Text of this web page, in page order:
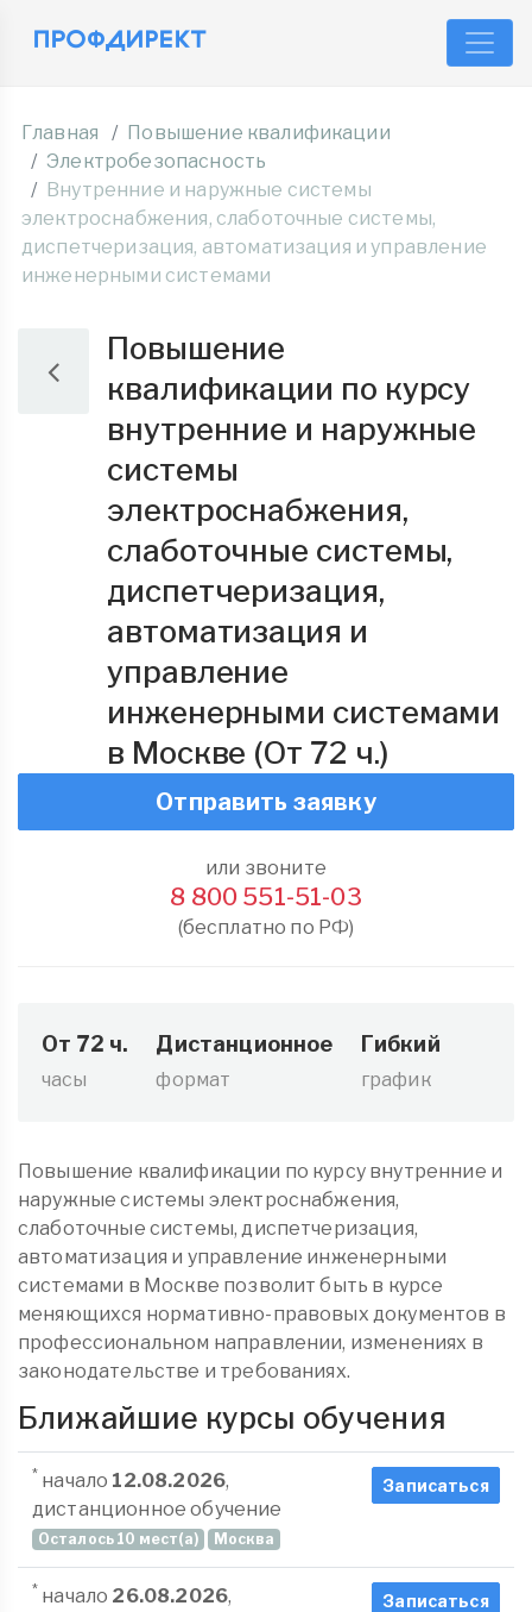
Главная
Повышение квалификации
Электробезопасность
Внутренние и наружные системы
электроснабжения, слаботочные системы,
диспетчеризация, автоматизация и управление
инженерными системами
Повышение
квалификации по курсу
внутренние и наружные
системы
электроснабжения,
слаботочные системы,
диспетчеризация,
автоматизация и
управление
инженерными системами
в Москве (От 72 ч.)
Отправить заявку
или звоните
8 800 551-51-03
(бесплатно по РФ)
От 72 ч.
часы
Дистанционное
формат
Гибкий
график
Повышение квалификации по курсу внутренние и
наружные системы электроснабжения,
слаботочные системы, диспетчеризация,
автоматизация и управление инженерными
системами в Москве позволит быть в курсе
меняющихся нормативно-правовых документов в
профессиональном направлении, изменениях в
законодательстве и требованиях.
Ближайшие курсы обучения
* начало 12.08.2026,
дистанционное обучение
Осталось 10 мест(а) Москва
Записаться
* начало 26.08.2026,
Записаться